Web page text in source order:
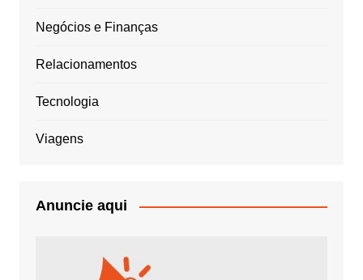
Negócios e Finanças
Relacionamentos
Tecnologia
Viagens
Anuncie aqui